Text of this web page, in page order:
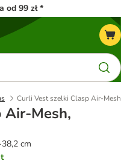
od 99 zł *
Curli Vest szelki Clasp Air-
Air-Mesh,
cm